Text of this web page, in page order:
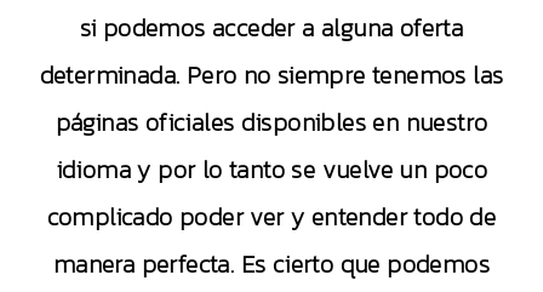
si podemos acceder a alguna oferta
determinada. Pero no siempre tenemos las
páginas oficiales disponibles en nuestro
idioma y por lo tanto se vuelve un poco
complicado poder ver y entender todo de
manera perfecta. Es cierto que podemos